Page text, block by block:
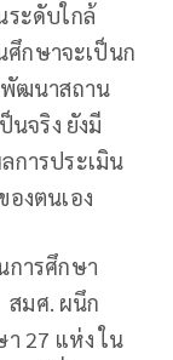
ะดับใกล้
ศึกษาจะเป็นก
พัฒนาสถาน
จริง ยังมี
การประเมิน
งตนเอง
การศึกษา
สมศ. ผนึก
27 แห่ง ใน